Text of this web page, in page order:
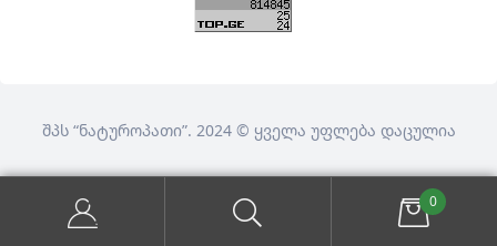
შპს “ნატუროპათი”. 2024 © ყველა უფლება დაცულია
0